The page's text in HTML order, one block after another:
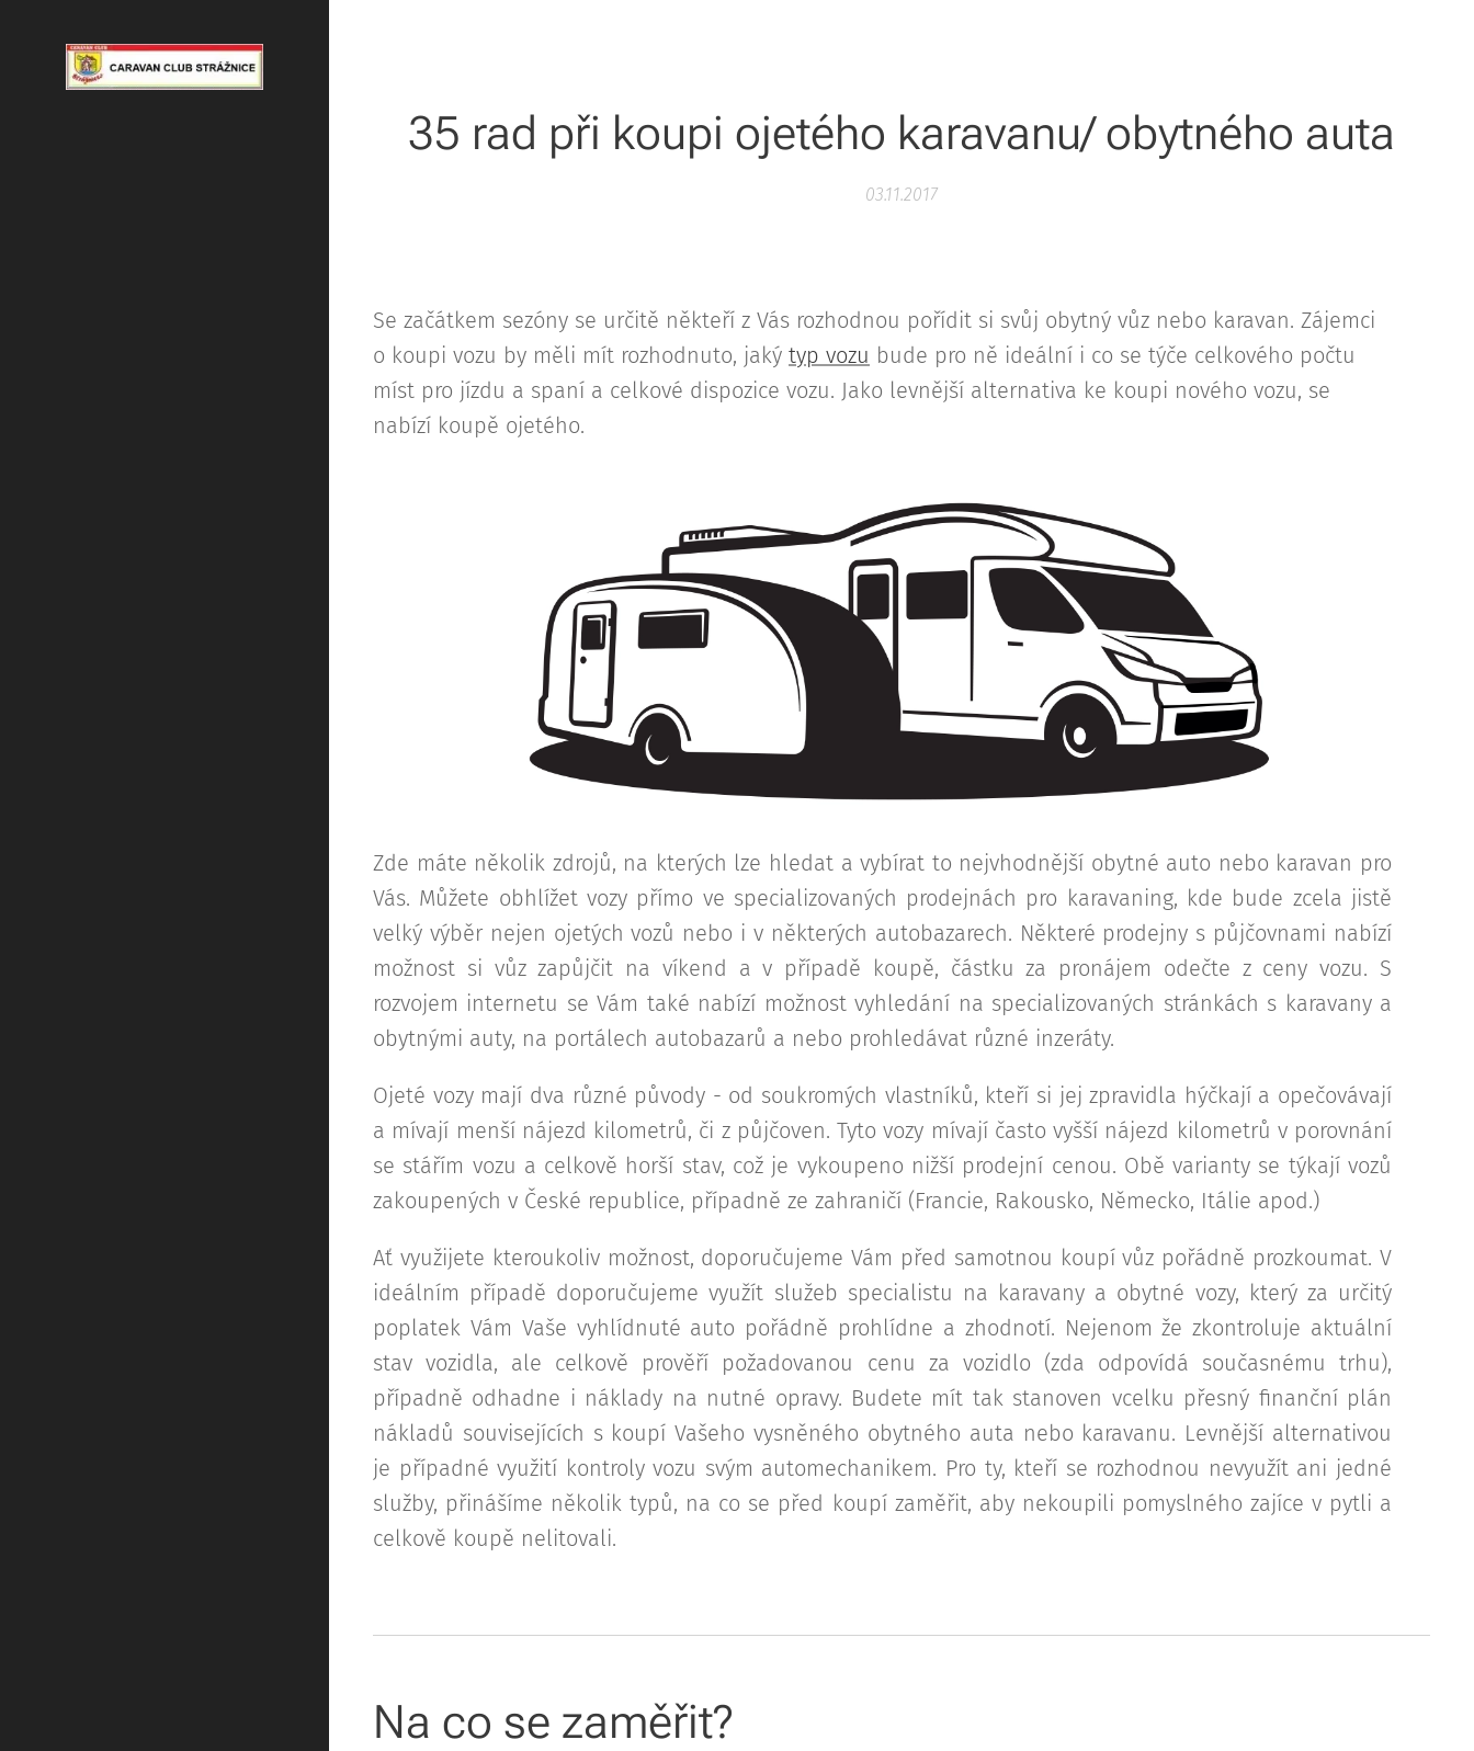
35 rad při koupi ojetého karavanu/ obytného auta
03.11.2017
Se začátkem sezóny se určitě někteří z Vás rozhodnou pořídit si svůj obytný vůz nebo karavan. Zájemci
o koupi vozu by měli mít rozhodnuto, jaký typ vozu bude pro ně ideální i co se týče celkového počtu
míst pro jízdu a spaní a celkové dispozice vozu. Jako levnější alternativa ke koupi nového vozu, se
nabízí koupě ojetého.
Zde máte několik zdrojů, na kterých lze hledat a vybírat to nejvhodnější obytné auto nebo karavan pro
Vás. Můžete obhlížet vozy přímo ve specializovaných prodejnách pro karavaning, kde bude zcela jistě
velký výběr nejen ojetých vozů nebo i v některých autobazarech. Některé prodejny s půjčovnami nabízí
možnost si vůz zapůjčit na víkend a v případě koupě, částku za pronájem odečte z ceny vozu. S
rozvojem internetu se Vám také nabízí možnost vyhledání na specializovaných stránkách s karavany a
obytnými auty, na portálech autobazarů a nebo prohledávat různé inzeráty.
Ojeté vozy mají dva různé původy - od soukromých vlastníků, kteří si jej zpravidla hýčkají a opečovávají
a mívají menší nájezd kilometrů, či z půjčoven. Tyto vozy mívají často vyšší nájezd kilometrů v porovnání
se stářím vozu a celkově horší stav, což je vykoupeno nižší prodejní cenou. Obě varianty se týkají vozů
zakoupených v České republice, případně ze zahraničí (Francie, Rakousko, Německo, Itálie apod.)
Ať využijete kteroukoliv možnost, doporučujeme Vám před samotnou koupí vůz pořádně prozkoumat. V
ideálním případě doporučujeme využít služeb specialistu na karavany a obytné vozy, který za určitý
poplatek Vám Vaše vyhlídnuté auto pořádně prohlídne a zhodnotí. Nejenom že zkontroluje aktuální
stav vozidla, ale celkově prověří požadovanou cenu za vozidlo (zda odpovídá současnému trhu),
případně odhadne i náklady na nutné opravy. Budete mít tak stanoven vcelku přesný finanční plán
nákladů souvisejících s koupí Vašeho vysněného obytného auta nebo karavanu. Levnější alternativou
je případné využití kontroly vozu svým automechanikem. Pro ty, kteří se rozhodnou nevyužít ani jedné
služby, přinášíme několik typů, na co se před koupí zaměřit, aby nekoupili pomyslného zajíce v pytli a
celkově koupě nelitovali.
Na co se zaměřit?